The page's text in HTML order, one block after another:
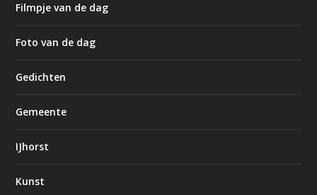
Filmpje van de dag
Foto van de dag
Gedichten
Gemeente
IJhorst
Kunst